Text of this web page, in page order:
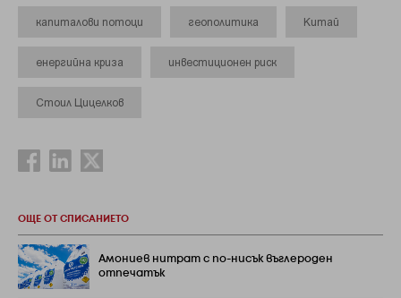
капиталови потоци геополитика Китай
енергийна криза инвестиционен риск
Стоил Цицелков
ОЩЕ ОТ СПИСАНИЕТО
Амониев нитрат с по-нисък въглероден
отпечатък